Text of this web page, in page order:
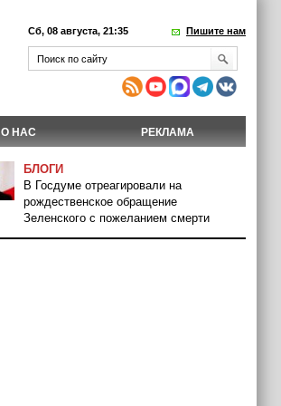
Сб, 08 августа, 21:35 Пишите нам
О НАС РЕКЛАМА
БЛОГИ
В Госдуме отреагировали на
рождественское обращение
Зеленского с пожеланием смерти